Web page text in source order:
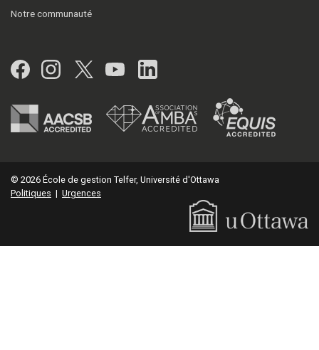
Notre communauté
Facebook
Instagram
Twitter
YouTubeLinkedIn
© 2026 École de gestion Telfer, Université d'Ottawa
Politiques | Urgences